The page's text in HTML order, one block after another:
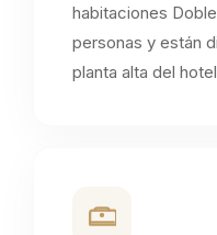
habitaciones
personas y están
planta alta del